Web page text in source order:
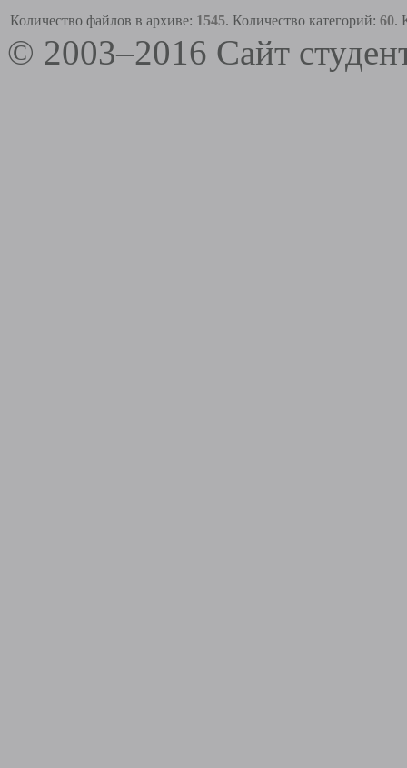
Количество файлов в архиве: 1545. Количество категорий: 60.
© 2003–2016 Сайт